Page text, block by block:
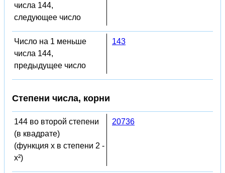
числа 144,
следующее число
Число на 1 меньше
числа 144,
предыдущее число
143
Степени числа, корни
144 во второй степени
(в квадрате)
(функция x в степени 2 -
x²)
20736